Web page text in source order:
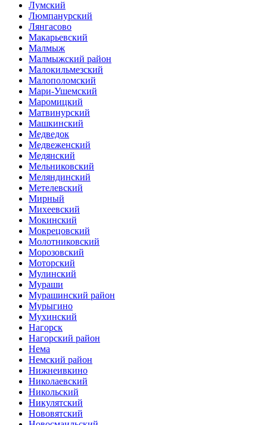
Лумский
Люмпанурский
Лянгасово
Макарьевский
Малмыж
Малмыжский район
Малокильмезский
Малополомский
Мари-Ушемский
Маромицкий
Матвинурский
Машкинский
Медведок
Медвеженский
Медянский
Мельниковский
Меляндинский
Метелевский
Мирный
Михеевский
Мокинский
Мокрецовский
Молотниковский
Морозовский
Моторский
Мулинский
Мураши
Мурашинский район
Мурыгино
Мухинский
Нагорск
Нагорский район
Нема
Немский район
Нижнеивкино
Николаевский
Никольский
Никулятский
Нововятский